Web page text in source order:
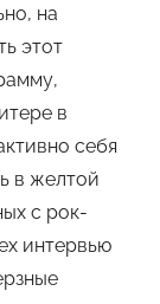
на
этот
в
себя
в желтой
с рок-
интервью